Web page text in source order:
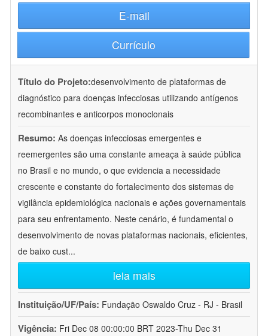
E-mail
Currículo
Título do Projeto:desenvolvimento de plataformas de
diagnóstico para doenças infecciosas utilizando antígenos
recombinantes e anticorpos monoclonais
Resumo: As doenças infecciosas emergentes e
reemergentes são uma constante ameaça à saúde pública
no Brasil e no mundo, o que evidencia a necessidade
crescente e constante do fortalecimento dos sistemas de
vigilância epidemiológica nacionais e ações governamentais
para seu enfrentamento. Neste cenário, é fundamental o
desenvolvimento de novas plataformas nacionais, eficientes,
de baixo cust...
leia mais
Instituição/UF/País: Fundação Oswaldo Cruz - RJ - Brasil
Vigência: Fri Dec 08 00:00:00 BRT 2023-Thu Dec 31